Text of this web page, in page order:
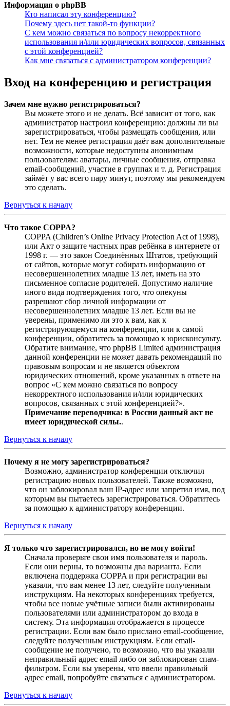
Информация о phpBB
Кто написал эту конференцию?
Почему здесь нет такой-то функции?
С кем можно связаться по вопросу некорректного
использования и/или юридических вопросов, связанных
с этой конференцией?
Как мне связаться с администратором конференции?
Вход на конференцию и регистрация
Зачем мне нужно регистрироваться?
Вы можете этого и не делать. Всё зависит от того, как
администратор настроил конференцию: должны ли вы
зарегистрироваться, чтобы размещать сообщения, или
нет. Тем не менее регистрация даёт вам дополнительные
возможности, которые недоступны анонимным
пользователям: аватары, личные сообщения, отправка
email-сообщений, участие в группах и т. д. Регистрация
займёт у вас всего пару минут, поэтому мы рекомендуем
это сделать.
Вернуться к началу
Что такое COPPA?
COPPA (Children’s Online Privacy Protection Act of 1998),
или Акт о защите частных прав ребёнка в интернете от
1998 г. — это закон Соединённых Штатов, требующий
от сайтов, которые могут собирать информацию от
несовершеннолетних младше 13 лет, иметь на это
письменное согласие родителей. Допустимо наличие
иного вида подтверждения того, что опекуны
разрешают сбор личной информации от
несовершеннолетних младше 13 лет. Если вы не
уверены, применимо ли это к вам, как к
регистрирующемуся на конференции, или к самой
конференции, обратитесь за помощью к юрисконсульту.
Обратите внимание, что phpBB Limited администрация
данной конференции не может давать рекомендаций по
правовым вопросам и не является объектом
юридических отношений, кроме указанных в ответе на
вопрос «С кем можно связаться по вопросу
некорректного использования и/или юридических
вопросов, связанных с этой конференцией?».
Примечание переводчика: в России данный акт не
имеет юридической силы..
Вернуться к началу
Почему я не могу зарегистрироваться?
Возможно, администратор конференции отключил
регистрацию новых пользователей. Также возможно,
что он заблокировал ваш IP-адрес или запретил имя, под
которым вы пытаетесь зарегистрироваться. Обратитесь
за помощью к администратору конференции.
Вернуться к началу
Я только что зарегистрировался, но не могу войти!
Сначала проверьте свои имя пользователя и пароль.
Если они верны, то возможны два варианта. Если
включена поддержка COPPA и при регистрации вы
указали, что вам менее 13 лет, следуйте полученным
инструкциям. На некоторых конференциях требуется,
чтобы все новые учётные записи были активированы
пользователями или администратором до входа в
систему. Эта информация отображается в процессе
регистрации. Если вам было прислано email-сообщение,
следуйте полученным инструкциям. Если email-
сообщение не получено, то возможно, что вы указали
неправильный адрес email либо он заблокирован спам-
фильтром. Если вы уверены, что ввели правильный
адрес email, попробуйте связаться с администратором.
Вернуться к началу